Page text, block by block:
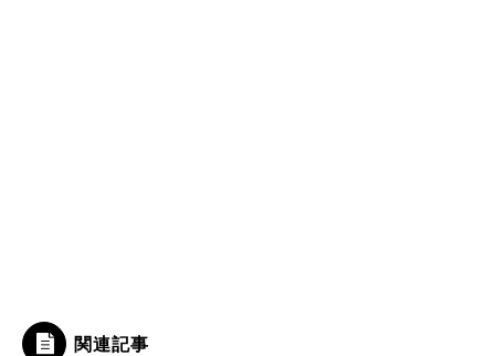
関連記事